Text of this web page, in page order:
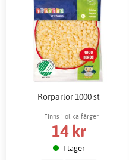
Rörpärlor 1000 st
Finns i olika färger
14 kr
I lager